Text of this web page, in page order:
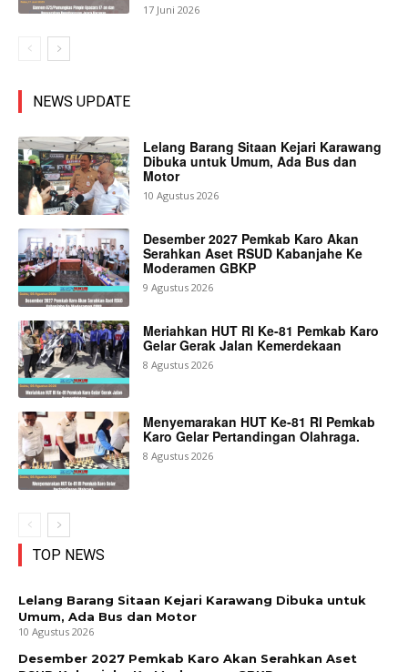
17 Juni 2026
NEWS UPDATE
Lelang Barang Sitaan Kejari Karawang
Dibuka untuk Umum, Ada Bus dan
Motor
10 Agustus 2026
Desember 2027 Pemkab Karo Akan
Serahkan Aset RSUD Kabanjahe Ke
Moderamen GBKP
9 Agustus 2026
Meriahkan HUT RI Ke-81 Pemkab Karo
Gelar Gerak Jalan Kemerdekaan
8 Agustus 2026
Menyemarakan HUT Ke-81 RI Pemkab
Karo Gelar Pertandingan Olahraga.
8 Agustus 2026
TOP NEWS
Lelang Barang Sitaan Kejari Karawang Dibuka untuk
Umum, Ada Bus dan Motor
10 Agustus 2026
Desember 2027 Pemkab Karo Akan Serahkan Aset